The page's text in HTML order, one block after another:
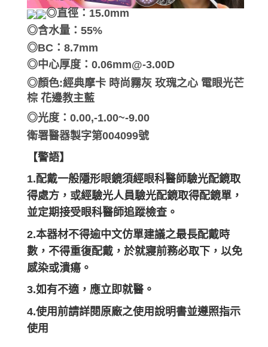
◎直徑：15.0mm
◎含水量：55%
◎BC：8.7mm
◎中心厚度：0.06mm@-3.00D
◎顏色:經典摩卡 時尚霧灰 玫瑰之心 電眼光芒
棕 花邊教主藍
◎光度：0.00,-1.00~-9.00
衛署醫器製字第004099號
【警語】
1.配戴一般隱形眼鏡須經眼科醫師驗光配鏡取
得處方，或經驗光人員驗光配鏡取得配鏡單，
並定期接受眼科醫師追蹤檢查。
2.本器材不得逾中文仿單建議之最長配戴時
數，不得重復配戴， 於就寢前務必取下，以免
感染或潰瘍。
3.如有不適，應立即就醫。
4.使用前請詳閱原廠之使用說明書並遵照指示
使用